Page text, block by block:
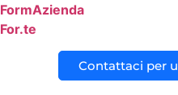
FormAzienda
For.te
Contattaci per